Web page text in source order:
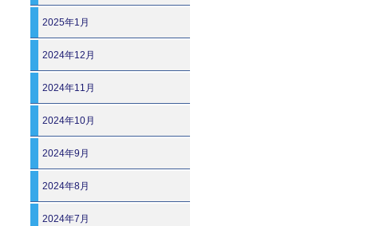
2025年1月
2024年12月
2024年11月
2024年10月
2024年9月
2024年8月
2024年7月